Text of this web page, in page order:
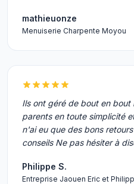
mathieuonze
Menuiserie Charpente Moyou
Ils ont géré de bout en bout
parents en toute simplicité
n'ai eu que des bons
conseils Ne pas hésiter à
Philippe S.
Entreprise Jaouen Eric et